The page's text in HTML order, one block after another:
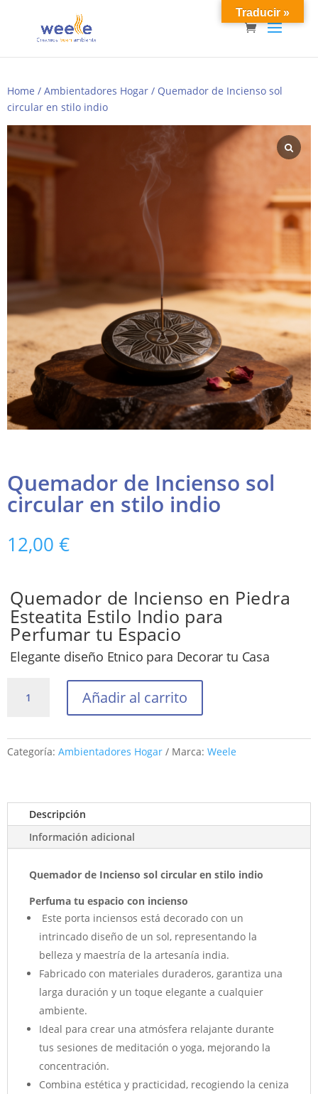
Home / Ambientadores Hogar / Quemador de Incienso sol
circular en stilo indio
Quemador de Incienso sol
circular en stilo indio
12,00 €
Quemador de Incienso en Piedra
Esteatita Estilo Indio para
Perfumar tu Espacio
Elegante diseño Etnico para Decorar tu Casa
circular
indio
cantidad
Añadir al carrito
Categoría: Ambientadores Hogar Marca: Weele
Descripción
Información adicional
Quemador de Incienso sol circular en stilo indio
Perfuma tu espacio con incienso
Este porta inciensos está decorado con un
intrincado diseño de un sol, representando la
belleza y maestría de la artesanía india.
Fabricado con materiales duraderos, garantiza una
larga duración y un toque elegante a cualquier
ambiente.
Ideal para crear una atmósfera relajante durante
tus sesiones de meditación o yoga, mejorando la
concentración.
Combina estética y practicidad, recogiendo la ceniza
Traducir »